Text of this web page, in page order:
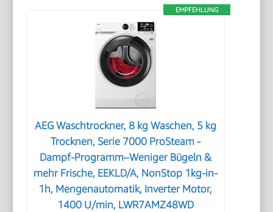
EMPFEHLUNG
AEG Waschtrockner, 8 kg Waschen, 5 kg
Trocknen, Serie 7000 ProSteam -
Dampf-Programm–Weniger Bügeln &
mehr Frische, EEKLD/A, NonStop 1kg-in-
1h, Mengenautomatik, Inverter Motor,
1400 U/min, LWR7AMZ48WD